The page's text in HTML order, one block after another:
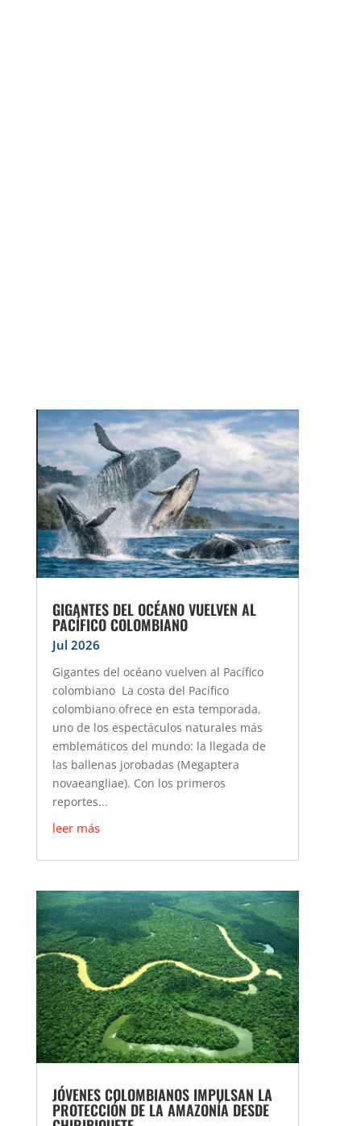
GIGANTES DEL OCÉANO VUELVEN AL
PACÍFICO COLOMBIANO
Jul 2026
Gigantes del océano vuelven al Pacífico
colombiano La costa del Pacífico
colombiano ofrece en esta temporada,
uno de los espectáculos naturales más
emblemáticos del mundo: la llegada de
las ballenas jorobadas (Megaptera
novaeangliae). Con los primeros
reportes...
leer más
JÓVENES COLOMBIANOS IMPULSAN LA
PROTECCIÓN DE LA AMAZONÍA DESDE